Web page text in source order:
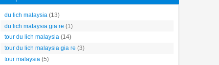
sẽ phần nào giúp bạn có thể chọn được vị trí phù hợp nhất
du lich malaysia (13)
du lich malaysia gia re (1)
tour du lich malaysia (14)
tour du lich malaysia gia re (3)
tour malaysia (5)